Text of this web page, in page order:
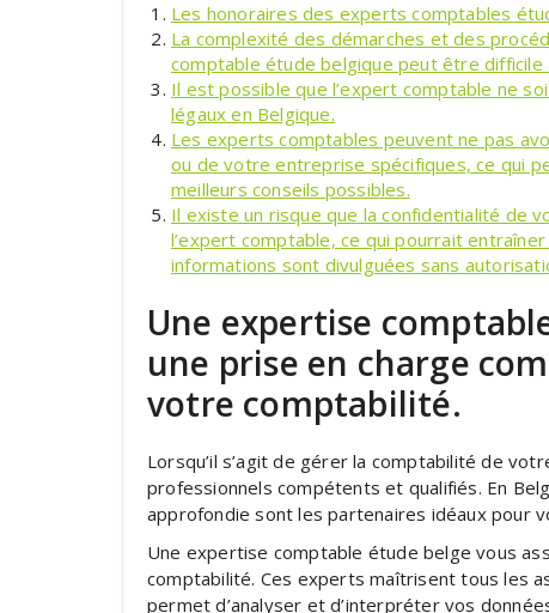
Les honoraires des experts comptables
La complexité des démarches et des
comptable étude belgique peut être difficile
Il est possible que l’expert comptable ne
légaux en Belgique.
Les experts comptables peuvent ne pas
ou de votre entreprise spécifiques, ce qui
meilleurs conseils possibles.
Il existe un risque que la confidentialité de
l’expert comptable, ce qui pourrait
informations sont divulguées sans
Une expertise
une prise en charge
votre comptabilité.
Lorsqu’il s’agit de gérer la comptabilité de
professionnels compétents et qualifiés. En
approfondie sont les partenaires idéaux pour
Une expertise comptable étude belge vous
comptabilité. Ces experts maîtrisent tous les
permet d’analyser et d’interpréter vos